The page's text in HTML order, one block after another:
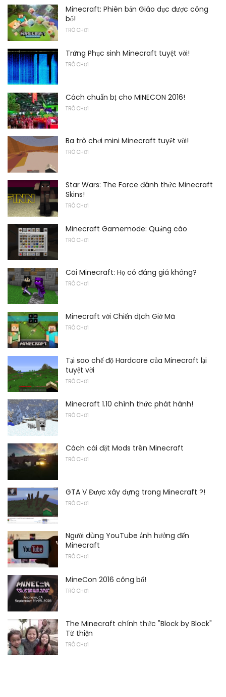
Minecraft: Phiên bản Giáo dục được công
bố!
TRÒ CHƠI
Trứng Phục sinh Minecraft tuyệt vời!
TRÒ CHƠI
Cách chuẩn bị cho MINECON 2016!
TRÒ CHƠI
Ba trò chơi mini Minecraft tuyệt vời!
TRÒ CHƠI
Star Wars: The Force đánh thức Minecraft
Skins!
TRÒ CHƠI
Minecraft Gamemode: Quảng cáo
TRÒ CHƠI
Cõi Minecraft: Họ có đáng giá không?
TRÒ CHƠI
Minecraft với Chiến dịch Giờ Mã
TRÒ CHƠI
Tại sao chế độ Hardcore của Minecraft lại
tuyệt vời
TRÒ CHƠI
Minecraft 1.10 chính thức phát hành!
TRÒ CHƠI
Cách cài đặt Mods trên Minecraft
TRÒ CHƠI
GTA V Được xây dựng trong Minecraft ?!
TRÒ CHƠI
Người dùng YouTube ảnh hưởng đến
Minecraft
TRÒ CHƠI
MineCon 2016 công bố!
TRÒ CHƠI
The Minecraft chính thức "Block by Block"
Từ thiện
TRÒ CHƠI